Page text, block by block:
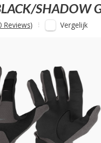
SHADOW
Reviews) Vergelijk